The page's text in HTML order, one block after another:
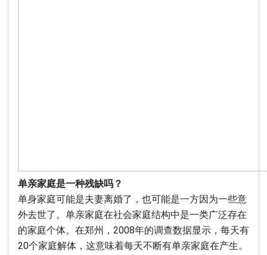
单亲家庭是一种残缺吗？
单身家庭可能是夫妻离婚了，也可能是一方因为一些意
外去世了。单亲家庭在社会家庭结构中是一类广泛存在
的家庭个体。在郑州，2008年的调查数据显示，每天有
20个家庭解体，这意味着每天不断有单亲家庭在产生。